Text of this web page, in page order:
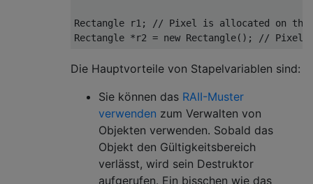
Rectangle r1;
// Pixel is allocated on the
Rectangle *r2 = new Rectangle(); // Pixel
Die Hauptvorteile von Stapelvariablen sind:
Sie können das RAII-Muster
verwenden zum Verwalten von
Objekten verwenden. Sobald das
Objekt den Gültigkeitsbereich
verlässt, wird sein Destruktor
aufgerufen. Ein bisschen wie das